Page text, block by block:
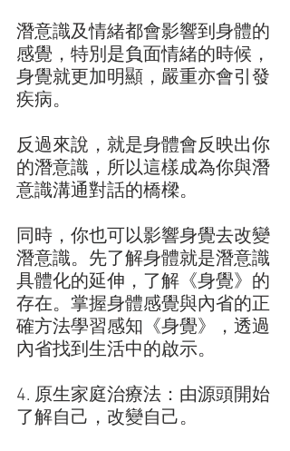
潛意識及情緒都會影響到身體的
感覺，特別是負面情緒的時候，
身覺就更加明顯，嚴重亦會引發
疾病。
反過來說，就是身體會反映出你
的潛意識，所以這樣成為你與潛
意識溝通對話的橋樑。
同時，你也可以影響身覺去改變
潛意識。先了解身體就是潛意識
具體化的延伸，了解《身覺》的
存在。掌握身體感覺與內省的正
確方法學習感知《身覺》，透過
內省找到生活中的啟示。
4. 原生家庭治療法：由源頭開始
了解自己，改變自己。